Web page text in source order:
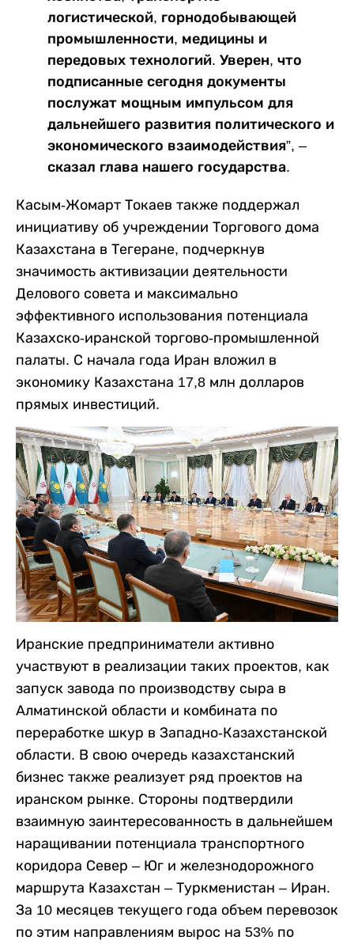
логистической, горнодобывающей
промышленности, медицины и
передовых технологий. Уверен, что
подписанные сегодня документы
послужат мощным импульсом для
дальнейшего развития политического и
экономического взаимодействия”, –
сказал глава нашего государства.
Касым-Жомарт Токаев также поддержал
инициативу об учреждении Торгового дома
Казахстана в Тегеране, подчеркнув
значимость активизации деятельности
Делового совета и максимально
эффективного использования потенциала
Казахско-иранской торгово-промышленной
палаты. С начала года Иран вложил в
экономику Казахстана 17,8 млн долларов
прямых инвестиций.
Иранские предприниматели активно
участвуют в реализации таких проектов, как
запуск завода по производству сыра в
Алматинской области и комбината по
переработке шкур в Западно-Казахстанской
области. В свою очередь казахстанский
бизнес также реализует ряд проектов на
иранском рынке. Стороны подтвердили
взаимную заинтересованность в дальнейшем
наращивании потенциала транспортного
коридора Север – Юг и железнодорожного
маршрута Казахстан – Туркменистан – Иран.
За 10 месяцев текущего года объем перевозок
по этим направлениям вырос на 53% по